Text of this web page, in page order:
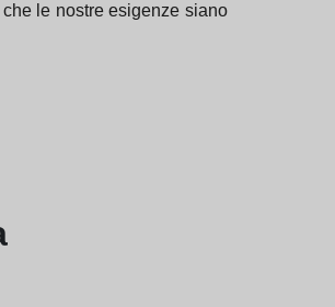
le nostre esigenze siano